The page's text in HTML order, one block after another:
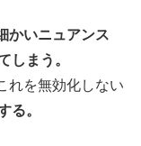
かいニュアンス
しまう。
れを無効化しない
る。